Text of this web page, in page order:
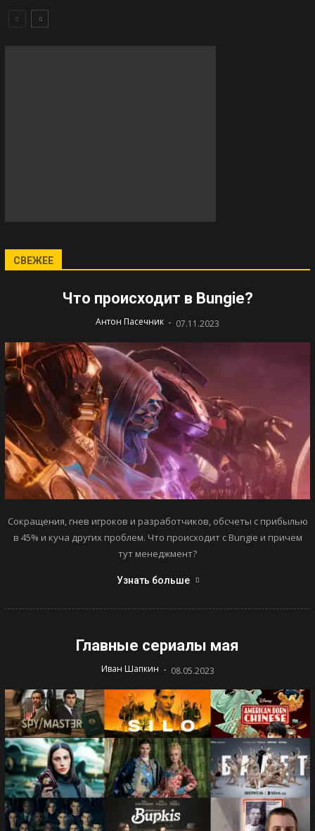
СВЕЖЕЕ
Что происходит в Bungie?
Антон Пасечник - 07.11.2023
Сокращения, гнев игроков и разработчиков, обсчеты с прибылью
в 45% и куча других проблем. Что происходит с Bungie и причем
тут менеджмент?
Узнать больше
Главные сериалы мая
Иван Шапкин - 08.05.2023